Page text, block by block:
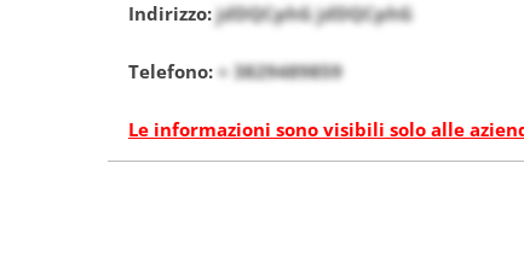
Indirizzo:jdDQCphG jdDQCphG
Telefono: + 3829489859
Le informazioni sono visibili solo alle